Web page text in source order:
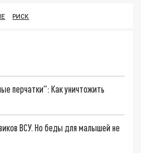
РИСК
перчатки": Как уничтожить
ВСУ. Но беды для малышей не